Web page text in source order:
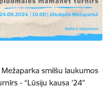
smilšu laukumos
- “Lūsiju kausa ‘24”